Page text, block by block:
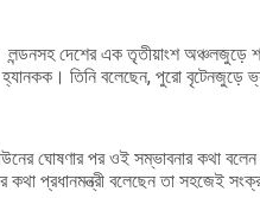
লন্ডনসহ দেশের এক তৃতীয়াংশ অঞ্চলজুড়ে
হ্যানকক। তিনি বলেছেন, পুরো বৃটেনজুড়ে
ঘোষণার পর ওই সম্ভাবনার কথা
প্রধানমন্ত্রী বলেছেন তা সহজেই